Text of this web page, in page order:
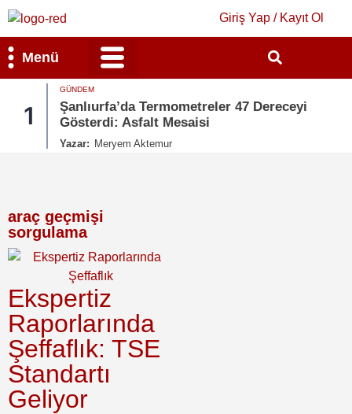
Giriş Yap / Kayıt Ol
Menü
1
GÜNDEM
Şanlıurfa’da Termometreler 47 Dereceyi
Gösterdi: Asfalt Mesaisi
Yazar: Meryem Aktemur
araç geçmişi
sorgulama
Ekspertiz
Raporlarında
Şeffaflık: TSE
Standartı
Geliyor